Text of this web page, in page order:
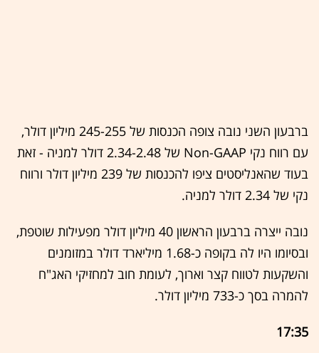
ברבעון השני נובה צופה הכנסות של 245-255 מיליון דולר,
עם רווח נקי Non-GAAP של 2.34-2.48 דולר למניה - זאת
בעוד שהאנליסטים ציפו להכנסות של 239 מיליון דולר ורווח
נקי של 2.34 דולר למניה.
נובה ייצרה ברבעון הראשון 40 מיליון דולר מפעילות שוטפת,
ובסיומו היו לה בקופה כ-1.68 מיליארד דולר במזומנים
והשקעות לטווח קצר וארוך, לעומת חוב למחזיקי האג"ח
להמרה בסך כ-733 מיליון דולר.
17:35